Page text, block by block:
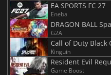
EA SPORTS FC 27
Eneba
G2A
Call of Duty Black
Kinguin
Resident Evil
Game Boost